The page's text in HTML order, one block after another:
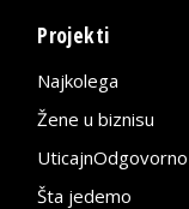
Projekti
Najkolega
Žene u biznisu
UticajnOdgovorno
Šta jedemo